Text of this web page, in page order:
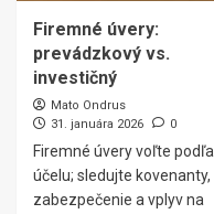
Firemné úvery:
prevádzkový vs.
investičný
Mato Ondrus
31. januára 2026
0
Firemné úvery voľte podľa
účelu; sledujte kovenanty,
zabezpečenie a vplyv na